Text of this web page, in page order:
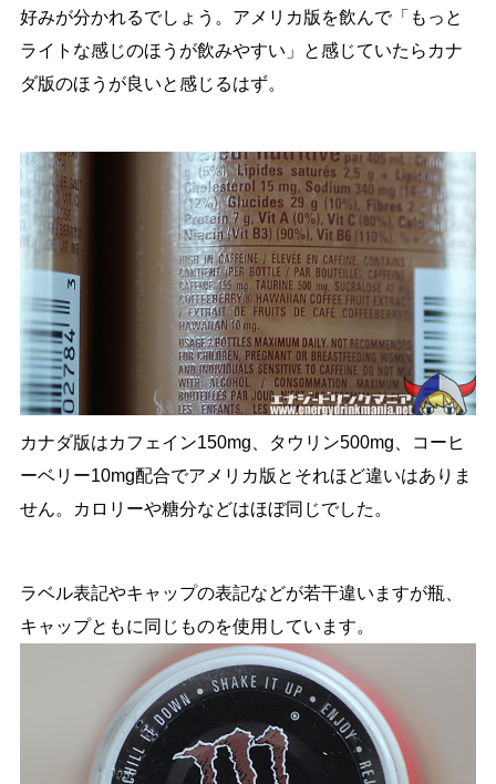
好みが分かれるでしょう。アメリカ版を飲んで「もっと
ライトな感じのほうが飲みやすい」と感じていたらカナ
ダ版のほうが良いと感じるはず。
カナダ版はカフェイン150mg、タウリン500mg、コーヒ
ーベリー10mg配合でアメリカ版とそれほど違いはありま
せん。カロリーや糖分などはほぼ同じでした。
ラベル表記やキャップの表記などが若干違いますが瓶、
キャップともに同じものを使用しています。